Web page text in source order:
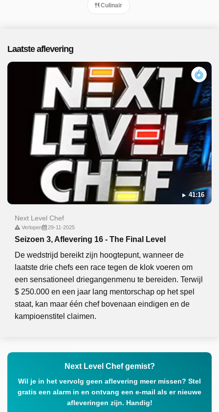
Culinair
Laatste aflevering
41:16
Next Level Chef
Verlopen 29-11-2025
Seizoen 3, Aflevering 16 - The Final Level
De wedstrijd bereikt zijn hoogtepunt, wanneer de
laatste drie chefs een race tegen de klok voeren om
een ​​sensationeel driegangenmenu te bereiden. Terwijl
$ 250.000 en een jaar lang mentorschap op het spel
staat, kan maar één chef bovenaan eindigen en de
kampioenstitel claimen.
Next Level Chef gemist?
Wil je in het vervolg geen aflevering meer missen? Stel
gratis een alarm in en ontvang een e-mail als er nieuwe
afleveringen zijn. Handig!